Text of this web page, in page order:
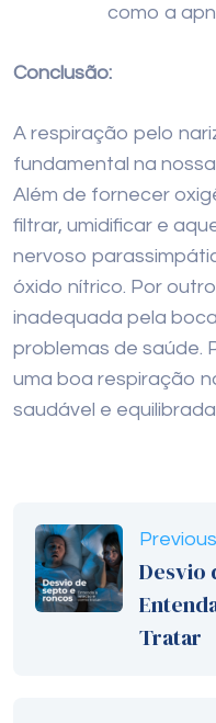
como a
Conclusão:
A respiração pelo
fundamental na
Além de fornecer
filtrar, umidificar e
nervoso
óxido nítrico. Por
inadequada pela
problemas de saúde.
uma boa respiração
saudável e
Desvio
Tratar